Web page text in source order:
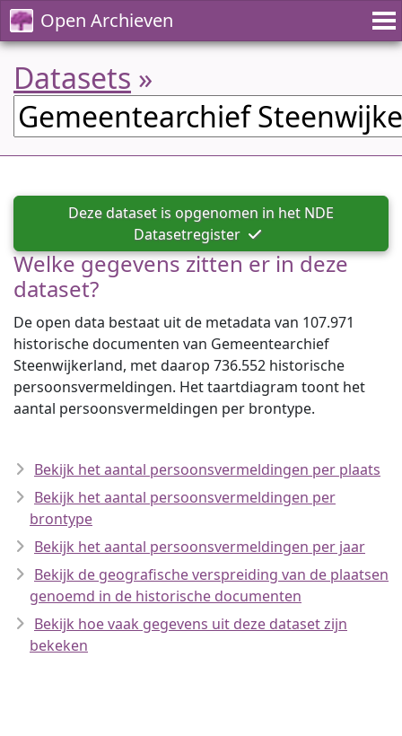
Open Archieven
Datasets »
Deze dataset is opgenomen in het NDE
Datasetregister
Welke gegevens zitten er in deze
dataset?
De open data bestaat uit de metadata van 107.971
historische documenten van Gemeentearchief
Steenwijkerland, met daarop 736.552 historische
persoonsvermeldingen. Het taartdiagram toont het
aantal persoonsvermeldingen per brontype.
Bekijk het aantal persoonsvermeldingen per plaats
Bekijk het aantal persoonsvermeldingen per
brontype
Bekijk het aantal persoonsvermeldingen per jaar
Bekijk de geografische verspreiding van de plaatsen
genoemd in de historische documenten
Bekijk hoe vaak gegevens uit deze dataset zijn
bekeken